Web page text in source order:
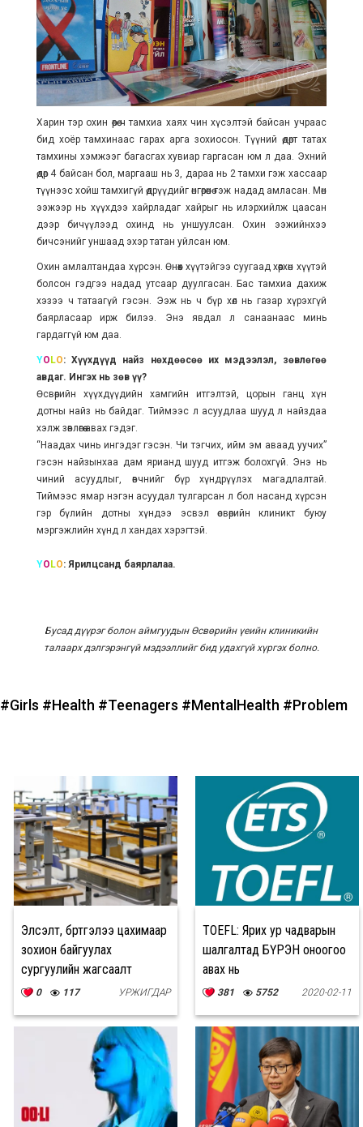
Харин тэр охин өөрөө ч тамхиа хаях чин хүсэлтэй байсан учраас
бид хоёр тамхинаас гарах арга зохиосон. Түүний өдөрт татах
тамхины хэмжээг багасгах хувиар гаргасан юм л даа. Эхний
өдөр 4 байсан бол, маргааш нь 3, дараа нь 2 тамхи гэж хассаар
түүнээс хойш тамхигүй өдрүүдийг өнгөрөөнө гэж надад амласан. Мөн
ээжээр нь хүүхдээ хайрладаг хайрыг нь илэрхийлж цаасан
дээр бичүүлээд охинд нь уншуулсан. Охин ээжийнхээ
бичсэнийг уншаад эхэр татан уйлсан юм.
Охин амлалтандаа хүрсэн. Өнөөх хүүтэйгээ суугаад хөөрхөн хүүтэй
болсон гэдгээ надад утсаар дуулгасан. Бас тамхиа дахиж
хэзээ ч татаагүй гэсэн. Ээж нь ч бүр хөл нь газар хүрэхгүй
баярласаар ирж билээ. Энэ явдал л санаанаас минь
гардаггүй юм даа.
YOLO: Хүүхдүүд найз нөхдөөсөө их мэдээлэл, зөвлөгөө
авдаг. Ингэх нь зөв үү?
Өсвөрийн хүүхдүүдийн хамгийн итгэлтэй, цорын ганц хүн
дотны найз нь байдаг. Тиймээс л асуудлаа шууд л найздаа
хэлж зөвлөгөө авах гэдэг.
“Наадах чинь ингэдэг гэсэн. Чи тэгчих, ийм эм аваад уучих”
гэсэн найзынхаа дам ярианд шууд итгэж болохгүй. Энэ нь
чиний асуудлыг, өвчнийг бүр хүндрүүлэх магадлалтай.
Тиймээс ямар нэгэн асуудал тулгарсан л бол насанд хүрсэн
гэр бүлийн дотны хүндээ эсвэл өсвөрийн клиникт буюу
мэргэжлийн хүнд л хандах хэрэгтэй.
YOLO: Ярилцсанд баярлалаа.
Бусад дүүрэг болон аймгуудын Өсвөрийн үеийн клиникийн
талаарх дэлгэрэнгүй мэдээллийг бид удахгүй хүргэх болно.
#Girls #Health #Teenagers #MentalHealth #Problem
Элсэлт, бүртгэлээ цахимаар
зохион байгуулах
сургуулийн жагсаалт
0 117 УРЖИГДАР
TOEFL: Ярих ур чадварын
шалгалтад БҮРЭН оноогоо
авах нь
381 5752 2020-02-11